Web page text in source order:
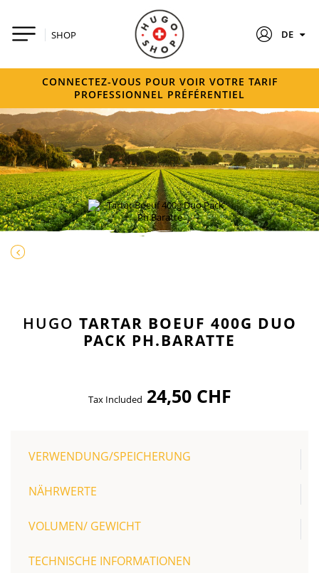
SHOP DE
CONNECTEZ-VOUS POUR VOIR VOTRE TARIF
PROFESSIONNEL PRÉFÉRENTIEL
HUGO TARTAR BOEUF 400G DUO
PACK PH.BARATTE
Tax Included 24,50 CHF
VERWENDUNG/SPEICHERUNG
NÄHRWERTE
VOLUMEN/ GEWICHT
TECHNISCHE INFORMATIONEN